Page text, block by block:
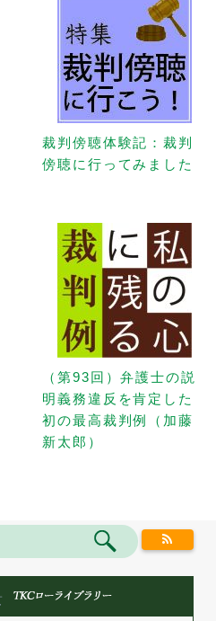
裁判傍聴体験記：裁判
傍聴に行ってみました
（第93回）弁護士の説
明義務違反を肯定した
初の最高裁判例（加藤
新太郎）